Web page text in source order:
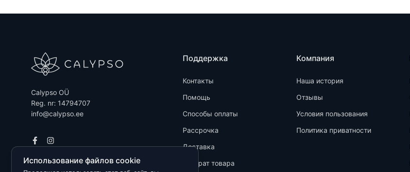
Calypso OÜ
Reg. nr: 14794707
info@calypso.ee
Поддержка
Контакты
Помощь
Способы оплаты
Рассрочка
Доставка
Возврат товара
Компания
Наша история
Отзывы
Условия пользования
Политика приватности
Использование файлов cookie